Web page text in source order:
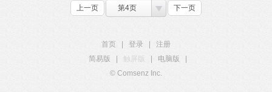
上一页 第4页 下一页
首页 登录
注册
简易版
触屏版 电脑版
© Comsenz Inc.